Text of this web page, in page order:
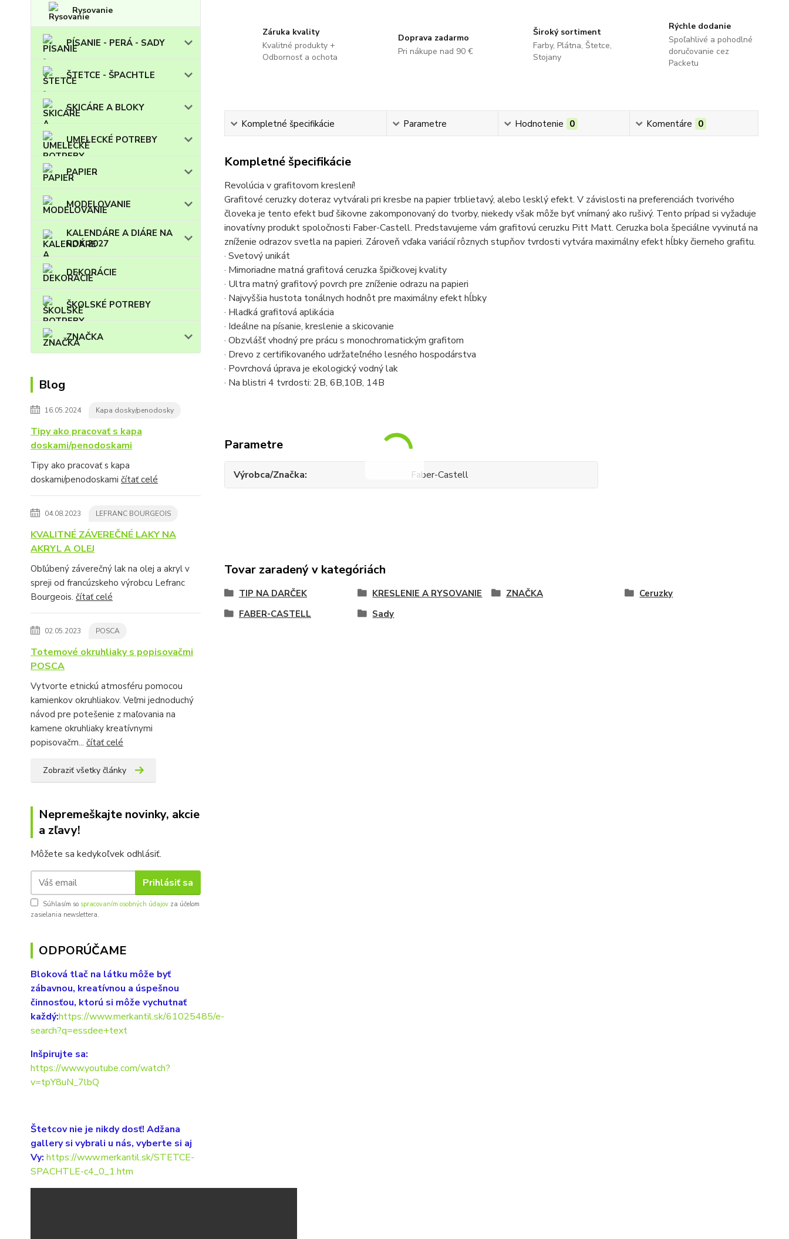
Rysovanie
PÍSANIE - PERÁ - SADY
ŠTETCE - ŠPACHTLE
SKICÁRE A BLOKY
UMELECKÉ POTREBY
PAPIER
MODELOVANIE
KALENDÁRE A DIÁRE NA
ROK 2027
DEKORÁCIE
ŠKOLSKÉ POTREBY
ZNAČKA
Blog
16.05.2024 Kapa dosky/penodosky
Tipy ako pracovať s kapa
doskami/penodoskami
Tipy ako pracovať s kapa
doskami/penodoskami čítať celé
04.08.2023 LEFRANC BOURGEOIS
KVALITNÉ ZÁVEREČNÉ LAKY NA
AKRYL A OLEJ
Obľúbený záverečný lak na olej a akryl v
spreji od francúzskeho výrobcu Lefranc
Bourgeois. čítať celé
02.05.2023 POSCA
Totemové okruhliaky s popisovačmi
POSCA
Vytvorte etnickú atmosféru pomocou
kamienkov okruhliakov. Veľmi jednoduchý
návod pre potešenie z maľovania na
kamene okruhliaky kreatívnymi
popisovačm... čítať celé
Zobraziť všetky články
Nepremeškajte novinky, akcie
a zľavy!
Môžete sa kedykoľvek odhlásiť.
Prihlásiť sa
Súhlasím so spracovaním osobných údajov za účelom
zasielania newslettera.
ODPORÚČAME
Bloková tlač na látku môže byť
zábavnou, kreatívnou a úspešnou
činnosťou, ktorú si môže vychutnať
každý:https://www.merkantil.sk/61025485/e-
search?q=essdee+text
Inšpirujte sa:
https://www.youtube.com/watch?
v=tpY8uN_7lbQ
Štetcov nie je nikdy dosť! Adžana
gallery si vybrali u nás, vyberte si aj
Vy: https://www.merkantil.sk/STETCE-
SPACHTLE-c4_0_1.htm
Záruka kvality
Kvalitné produkty +
Odbornosť a ochota
Doprava zadarmo
Pri nákupe nad 90 €
Široký sortiment
Farby, Plátna, Štetce,
Stojany
Rýchle dodanie
Spoľahlivé a pohodlné
doručovanie cez
Packetu
Kompletné špecifikácie Parametre Hodnotenie 0 Komentáre 0
Kompletné špecifikácie
Revolúcia v grafitovom kreslení!
Grafitové ceruzky doteraz vytvárali pri kresbe na papier trblietavý, alebo lesklý efekt. V závislosti na preferenciách tvorivého
človeka je tento efekt buď šikovne zakomponovaný do tvorby, niekedy však môže byť vnímaný ako rušivý. Tento prípad si vyžaduje
inovatívny produkt spoločnosti Faber-Castell. Predstavujeme vám grafitovú ceruzku Pitt Matt. Ceruzka bola špeciálne vyvinutá na
zníženie odrazov svetla na papieri. Zároveň vďaka variácií rôznych stupňov tvrdosti vytvára maximálny efekt hĺbky čierneho grafitu.
· Svetový unikát
· Mimoriadne matná grafitová ceruzka špičkovej kvality
· Ultra matný grafitový povrch pre zníženie odrazu na papieri
· Najvyššia hustota tonálnych hodnôt pre maximálny efekt hĺbky
· Hladká grafitová aplikácia
· Ideálne na písanie, kreslenie a skicovanie
· Obzvlášť vhodný pre prácu s monochromatickým grafitom
· Drevo z certifikovaného udržateľného lesného hospodárstva
· Povrchová úprava je ekologický vodný lak
· Na blistri 4 tvrdosti: 2B, 6B,10B, 14B
Parametre
Výrobca/Značka Faber-Castell
Tovar zaradený v kategóriách
TIP NA DARČEK KRESLENIE A RYSOVANIE ZNAČKA
Ceruzky
FABER-CASTELL
Sady